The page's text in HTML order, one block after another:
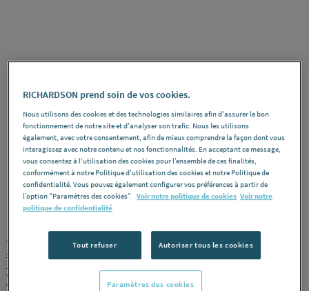
ROCHLING REF : 289HK
JONC POM NATUREL 280 ROCHLING
INDUSTRIAL MAXEVILLE [PRODUIT-
289HK]
RICHARDSON prend soin de vos cookies.
Nous utilisons des cookies et des technologies similaires afin d'assurer le bon
fonctionnement de notre site et d'analyser son trafic. Nous les utilisons
également, avec votre consentement, afin de mieux comprendre la façon dont vous
interagissez avec notre contenu et nos fonctionnalités. En acceptant ce message,
vous consentez à l’utilisation des cookies pour l’ensemble de ces finalités,
conformément à notre Politique d'utilisation des cookies et notre Politique de
confidentialité. Vous pouvez également configurer vos préférences à partir de
l’option "Paramètres des cookies”. Voir notre politique de cookies Voir notre
politique de confidentialité
Tout refuser Autoriser tous les cookies
Paramètres des cookies